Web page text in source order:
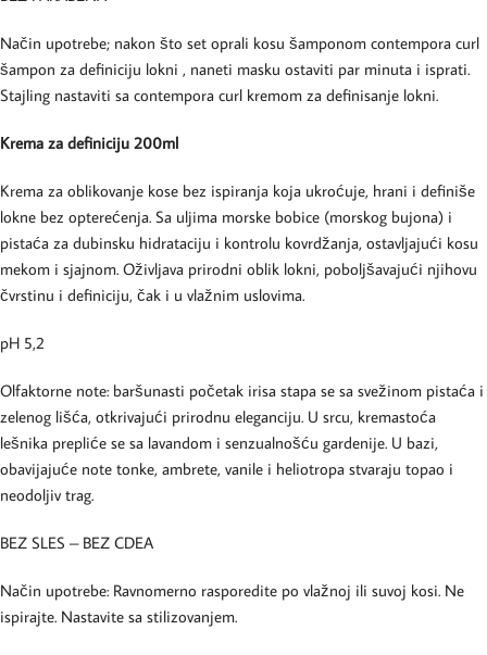
Način upotrebe; nakon što set oprali kosu šamponom contempora curl
šampon za definiciju lokni , naneti masku ostaviti par minuta i isprati.
Stajling nastaviti sa contempora curl kremom za definisanje lokni.
Krema za definiciju 200ml
Krema za oblikovanje kose bez ispiranja koja ukroćuje, hrani i definiše
lokne bez opterećenja. Sa uljima morske bobice (morskog bujona) i
pistaća za dubinsku hidrataciju i kontrolu kovrdžanja, ostavljajući kosu
mekom i sjajnom. Oživljava prirodni oblik lokni, poboljšavajući njihovu
čvrstinu i definiciju, čak i u vlažnim uslovima.
pH 5,2
Olfaktorne note: baršunasti početak irisa stapa se sa svežinom pistaća i
zelenog lišća, otkrivajući prirodnu eleganciju. U srcu, kremastoća
lešnika prepliće se sa lavandom i senzualnošću gardenije. U bazi,
obavijajuće note tonke, ambrete, vanile i heliotropa stvaraju topao i
neodoljiv trag.
BEZ SLES – BEZ CDEA
Način upotrebe: Ravnomerno rasporedite po vlažnoj ili suvoj kosi. Ne
ispirajte. Nastavite sa stilizovanjem.